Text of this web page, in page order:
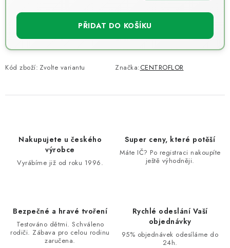
PŘIDAT DO KOŠÍKU
Kód zboží: Zvolte variantu Značka:CENTROFLOR
Nakupujete u českého
výrobce
Vyrábíme již od roku 1996.
Super ceny, které potěší
Máte IČ? Po registraci nakoupíte
ještě výhodněji.
Bezpečné a hravé tvoření
Testováno dětmi. Schváleno
rodiči. Zábava pro celou rodinu
zaručena.
Rychlé odeslání Vaší
objednávky
95% objednávek odesíláme do
24h.